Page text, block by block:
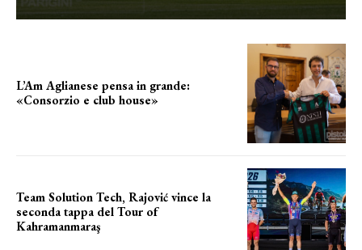
L’Am Aglianese pensa in grande:
«Consorzio e club house»
Team Solution Tech, Rajović vince la
seconda tappa del Tour of
Kahramanmaraş